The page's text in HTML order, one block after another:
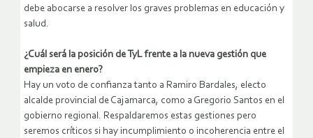
debe abocarse a resolver los graves problemas en educación y
salud.
¿Cuál será la posición de TyL frente a la nueva gestión que
empieza en enero?
Hay un voto de confianza tanto a Ramiro Bardales, electo
alcalde provincial de Cajamarca, como a Gregorio Santos en el
gobierno regional. Respaldaremos estas gestiones pero
seremos críticos si hay incumplimiento o incoherencia entre el